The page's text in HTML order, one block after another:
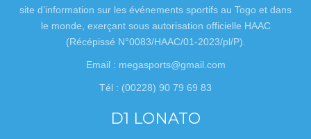
site d’information sur les événements sportifs au Togo et dans
le monde, exerçant sous autorisation officielle HAAC
(Récépissé N°0083/HAAC/01-2023/pl/P).
Email : megasports@gmail.com
Tél : (00228) 90 79 69 83
D1 LONATO